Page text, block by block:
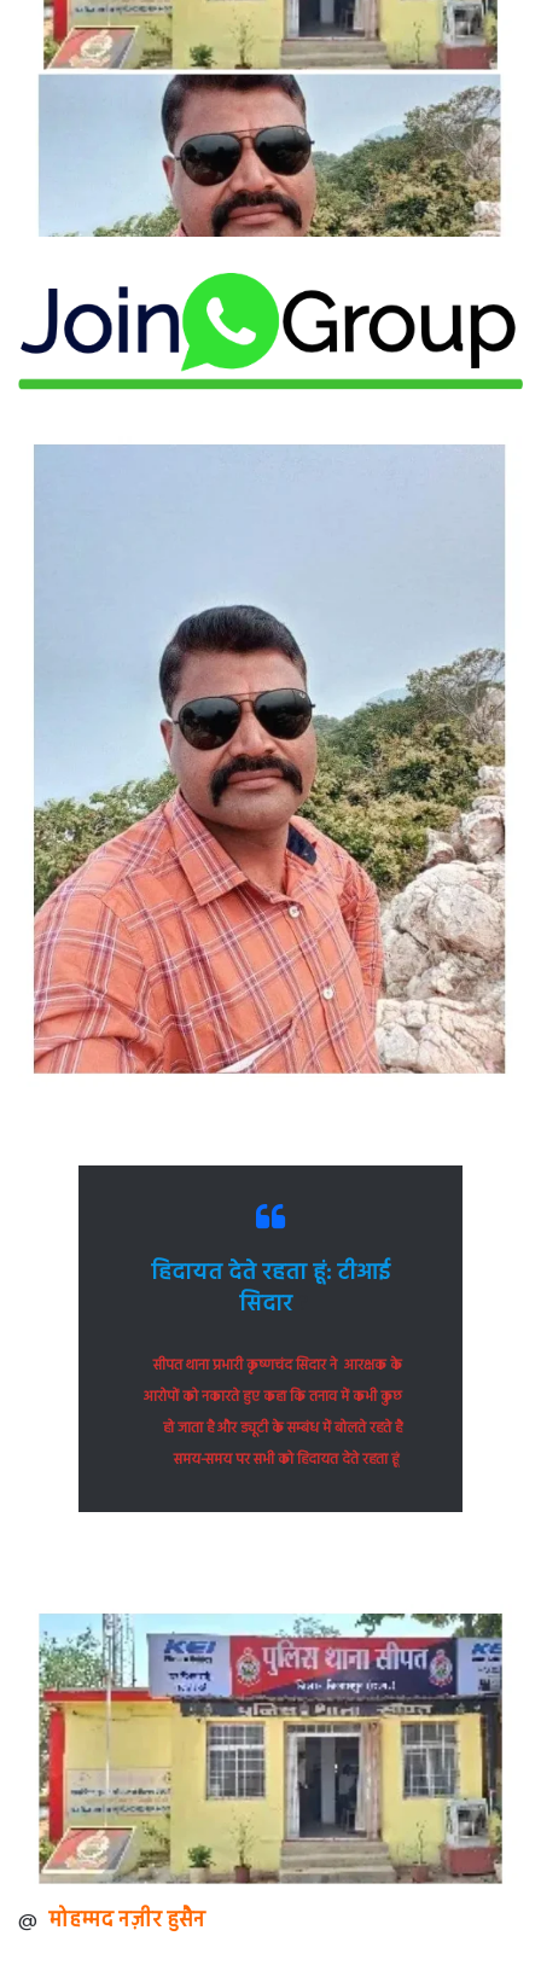
हिदायत देते रहता हूं: टीआई
सिदार
सीपत थाना प्रभारी कृष्णचंद सिदार ने आरक्षक के
आरोपों को नकारते हुए कहा कि तनाव में कभी कुछ
हो जाता है और ड्यूटी के सम्बंध में बोलते रहते है
समय-समय पर सभी को हिदायत देते रहता हूं
@ मोहम्मद नज़ीर हुसैन